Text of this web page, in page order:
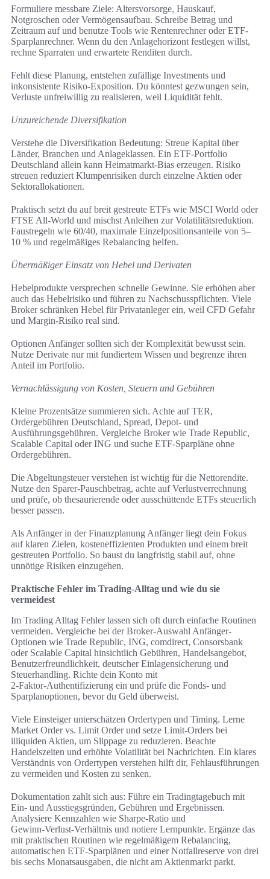
Formuliere messbare Ziele: Altersvorsorge, Hauskauf,
Notgroschen oder Vermögensaufbau. Schreibe Betrag und
Zeitraum auf und benutze Tools wie Rentenrechner oder ETF-
Sparplanrechner. Wenn du den Anlagehorizont festlegen willst,
rechne Sparraten und erwartete Renditen durch.
Fehlt diese Planung, entstehen zufällige Investments und
inkonsistente Risiko-Exposition. Du könntest gezwungen sein,
Verluste unfreiwillig zu realisieren, weil Liquidität fehlt.
Unzureichende Diversifikation
Verstehe die Diversifikation Bedeutung: Streue Kapital über
Länder, Branchen und Anlageklassen. Ein ETF-Portfolio
Deutschland allein kann Heimatmarkt-Bias erzeugen. Risiko
streuen reduziert Klumpenrisiken durch einzelne Aktien oder
Sektorallokationen.
Praktisch setzt du auf breit gestreute ETFs wie MSCI World oder
FTSE All-World und mischst Anleihen zur Volatilitätsreduktion.
Faustregeln wie 60/40, maximale Einzelpositionsanteile von 5–
10 % und regelmäßiges Rebalancing helfen.
Übermäßiger Einsatz von Hebel und Derivaten
Hebelprodukte versprechen schnelle Gewinne. Sie erhöhen aber
auch das Hebelrisiko und führen zu Nachschusspflichten. Viele
Broker schränken Hebel für Privatanleger ein, weil CFD Gefahr
und Margin-Risiko real sind.
Optionen Anfänger sollten sich der Komplexität bewusst sein.
Nutze Derivate nur mit fundiertem Wissen und begrenze ihren
Anteil im Portfolio.
Vernachlässigung von Kosten, Steuern und Gebühren
Kleine Prozentsätze summieren sich. Achte auf TER,
Ordergebühren Deutschland, Spread, Depot- und
Ausführungsgebühren. Vergleiche Broker wie Trade Republic,
Scalable Capital oder ING und suche ETF-Sparpläne ohne
Ordergebühren.
Die Abgeltungsteuer verstehen ist wichtig für die Nettorendite.
Nutze den Sparer-Pauschbetrag, achte auf Verlustverrechnung
und prüfe, ob thesaurierende oder ausschüttende ETFs steuerlich
besser passen.
Als Anfänger in der Finanzplanung Anfänger liegt dein Fokus
auf klaren Zielen, kosteneffizienten Produkten und einem breit
gestreuten Portfolio. So baust du langfristig stabil auf, ohne
unnötige Risiken einzugehen.
Praktische Fehler im Trading-Alltag und wie du sie
vermeidest
Im Trading Alltag Fehler lassen sich oft durch einfache Routinen
vermeiden. Vergleiche bei der Broker-Auswahl Anfänger-
Optionen wie Trade Republic, ING, comdirect, Consorsbank
oder Scalable Capital hinsichtlich Gebühren, Handelsangebot,
Benutzerfreundlichkeit, deutscher Einlagensicherung und
Steuerhandling. Richte dein Konto mit
2‑Faktor‑Authentifizierung ein und prüfe die Fonds‑ und
Sparplanoptionen, bevor du Geld überweist.
Viele Einsteiger unterschätzen Ordertypen und Timing. Lerne
Market Order vs. Limit Order und setze Limit-Orders bei
illiquiden Aktien, um Slippage zu reduzieren. Beachte
Handelszeiten und erhöhte Volatilität bei Nachrichten. Ein klares
Verständnis von Ordertypen verstehen hilft dir, Fehlausführungen
zu vermeiden und Kosten zu senken.
Dokumentation zahlt sich aus: Führe ein Tradingtagebuch mit
Ein‑ und Ausstiegsgründen, Gebühren und Ergebnissen.
Analysiere Kennzahlen wie Sharpe‑Ratio und
Gewinn‑Verlust‑Verhältnis und notiere Lernpunkte. Ergänze das
mit praktischen Routinen wie regelmäßigem Rebalancing,
automatischen ETF‑Sparplänen und einer Notfallreserve von drei
bis sechs Monatsausgaben, die nicht am Aktienmarkt parkt.